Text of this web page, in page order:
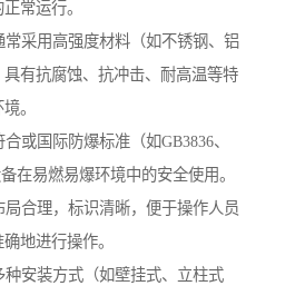
常运行。
采用高强度材料（如不锈钢、铝
有抗腐蚀、抗冲击、耐高温等特
。
或国际防爆标准（如GB3836、
在易燃易爆环境中的安全使用。
合理，标识清晰，便于操作人员
地进行操作。
安装方式（如壁挂式、立柱式